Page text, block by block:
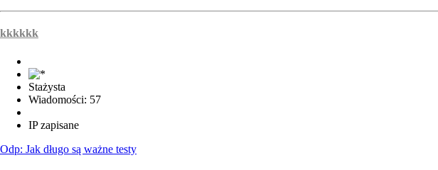
kkkkkk
Stażysta
Wiadomości: 57
IP zapisane
Odp: Jak długo są ważne testy